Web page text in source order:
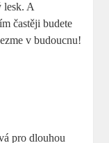
lesk. A
častěji budete
v budoucnu!
pro dlouhou